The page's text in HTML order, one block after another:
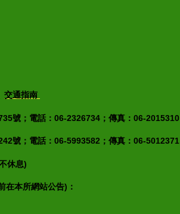
交通指南
號；電話：06-2326734；傳真：06-2015310
號；電話：06-5993582；傳真：06-5012371
休息)
在本所網站公告)：